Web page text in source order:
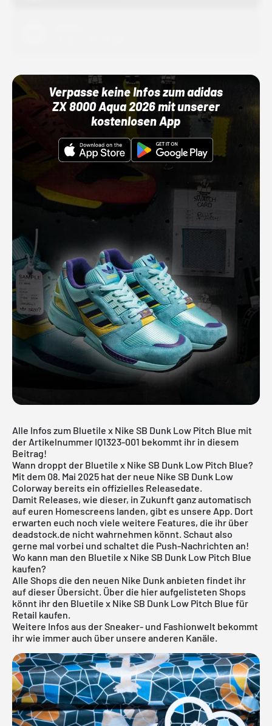
Verpasse keine Infos zum adidas
ZX 8000 Aqua 2026 mit unserer
kostenlosen App
Alle Infos zum Bluetile x Nike SB Dunk Low Pitch Blue mit
der Artikelnummer IQ1323-001 bekommt ihr in diesem
Beitrag!
Wann droppt der Bluetile x Nike SB Dunk Low Pitch Blue?
Mit dem 08. Mai 2025 hat der neue Nike SB Dunk Low
Colorway bereits ein offizielles Releasedate.
Damit Releases, wie dieser, in Zukunft ganz automatisch
auf euren Homescreens landen, gibt es unsere App. Dort
erwarten euch noch viele weitere Features, die ihr über
deadstock.de nicht wahrnehmen könnt. Schaut also
gerne mal vorbei und schaltet die Push-Nachrichten an!
Wo kann man den Bluetile x Nike SB Dunk Low Pitch Blue
kaufen?
Alle Shops die den neuen Nike Dunkanbieten findet ihr
auf dieser Übersicht. Über die hier aufgelisteten Shops
könnt ihr den Bluetile x Nike SB Dunk Low Pitch Blue für
Retail kaufen.
Weitere Infos aus derSneaker- und Fashionwelt bekommt
ihr wie immer auch über unsere anderen Kanäle.